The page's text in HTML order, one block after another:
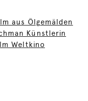
aus Ölgemälden
Künstlerin
Weltkino